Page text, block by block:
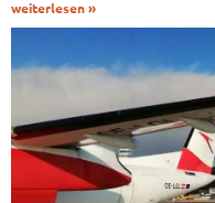
weiterlesen »